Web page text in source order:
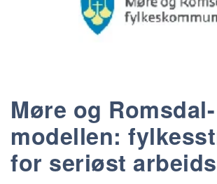
Møre og Romsdal-
modellen:
for seriøst